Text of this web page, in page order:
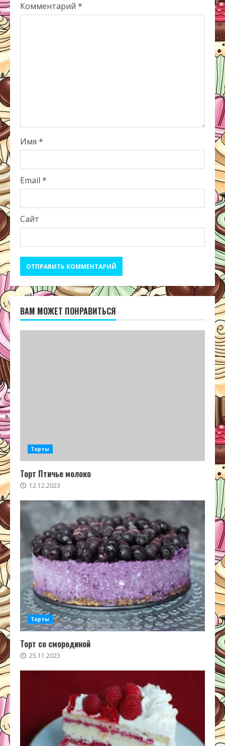
Комментарий *
Имя *
Email *
Сайт
ВАМ МОЖЕТ ПОНРАВИТЬСЯ
Торты
Торт Птичье молоко
12.12.2023
Торты
Торт со смородиной
25.11.2023